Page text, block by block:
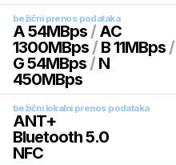
bežični prenos podataka
A 54MBps / AC
1300MBps / B 11MBps /
G 54MBps / N
450MBps
bežični lokalni prenos podataka
ANT+
Bluetooth 5.0
NFC